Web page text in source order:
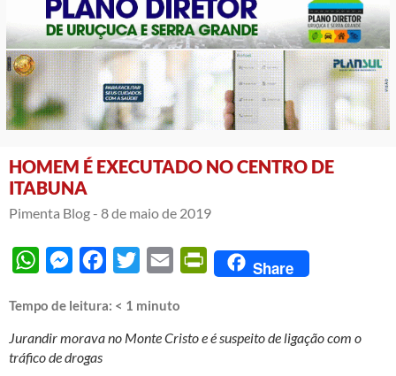
HOMEM É EXECUTADO NO CENTRO DE
ITABUNA
Pimenta Blog - 8 de maio de 2019
WhatsAppMessengerFacebook
Twitter Email PrintFriendly
Share
Tempo de leitura: < 1 minuto
Jurandir morava no Monte Cristo e é suspeito de ligação com o
tráfico de drogas